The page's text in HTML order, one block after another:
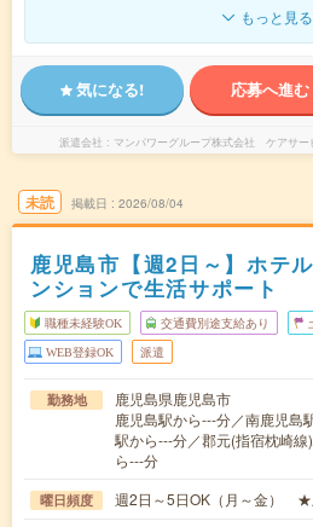
もっと見る
気になる! 応募へ進む
派遣会社 マンパワーグループ株式会社 ケアサー
未読 掲載日 2026/08/04
鹿児島市【週2日～】ホテ
ンションで生活サポート
職種未経験OK 交通費別途支給あり
WEB登録OK 派遣
勤務地
鹿児島県鹿児島市
鹿児島駅から---分／南鹿児島
駅から---分／郡元(指宿枕崎
ら---分
曜日頻度 週2日～5日OK（月～金） ★